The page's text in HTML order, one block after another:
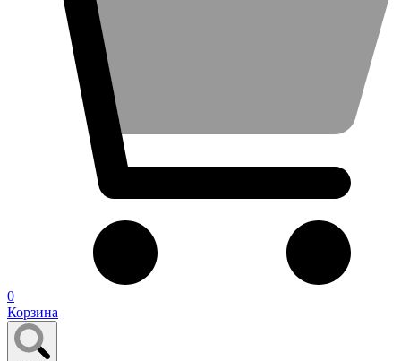
0
Корзина